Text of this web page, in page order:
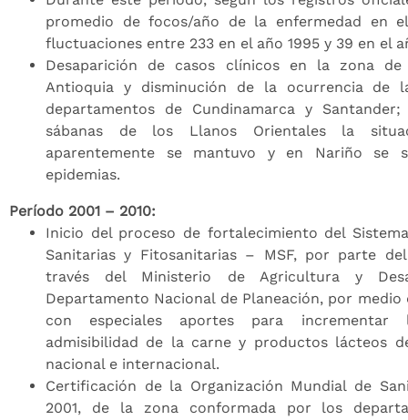
promedio de focos/año de la enfermedad en
fluctuaciones entre 233 en el año 1995 y 39 en el
Desaparición de casos clínicos en la zona
Antioquia y disminución de la ocurrencia de
departamentos de Cundinamarca y
sábanas de los Llanos Orientales la
aparentemente se mantuvo y en Nariño se
epidemias.
Período 2001 – 2010:
Inicio del proceso de fortalecimiento del
Sanitarias y Fitosanitarias – MSF, por parte
través del Ministerio de Agricultura y
Departamento Nacional de Planeación, por medio
con especiales aportes para incrementar
admisibilidad de la carne y productos lácteos
nacional e internacional.
Certificación de la Organización Mundial de
2001, de la zona conformada por los